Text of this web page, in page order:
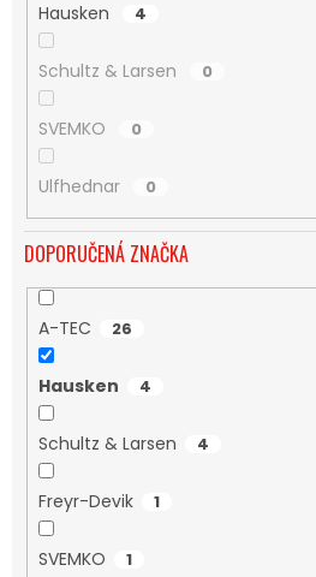
Hausken 4
Schultz & Larsen 0
SVEMKO 0
Ulfhednar 0
DOPORUČENÁ ZNAČKA
A-TEC 26
Hausken 4
Schultz & Larsen 4
Freyr-Devik 1
SVEMKO 1